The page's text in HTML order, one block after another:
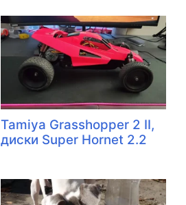
Tamiya Grasshopper 2 II,
диски Super Hornet 2.2